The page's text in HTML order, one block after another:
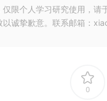
限个人学习研究使用，
诚挚歉意。联系邮箱：
0